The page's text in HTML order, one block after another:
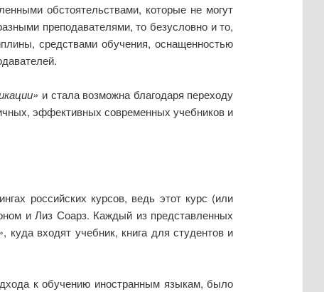
обстоятельствами, которые не могут
преподавателями, то безусловно и то,
средствами обучения, оснащенностью
и стала возможна благодаря переходу
эффективных современных учебников и
российских курсов, ведь этот курс (или
и Лиз Соарз. Каждый из представленных
куда входят учебник, книга для студентов и
к обучению иностранным языкам, было